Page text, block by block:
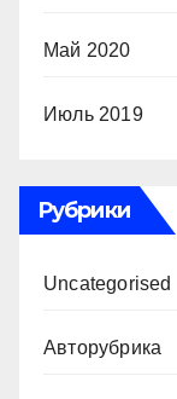
Май 2020
Июль 2019
Рубрики
Uncategorised
Авторубрика